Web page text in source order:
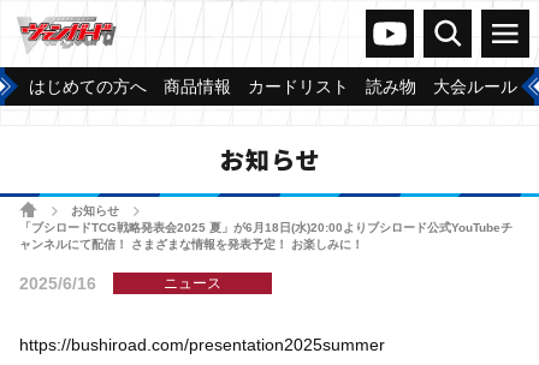
ヴァンガードch
検索 メニュー
はじめての方へ 商品情報 カードリスト 読み物 大会ルール
お知らせ
ホームお知らせ
「ブシロードTCG戦略発表会2025 夏」が6月18日(水)20:00よりブシロード公式YouTubeチ
ャンネルにて配信！ さまざまな情報を発表予定！ お楽しみに！
2025/6/16 ニュース
https://bushiroad.com/presentation2025summer